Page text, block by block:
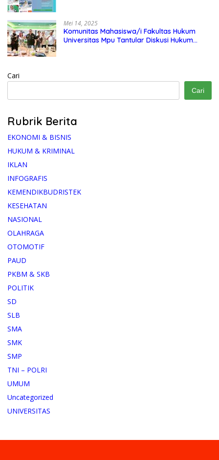
Mei 14, 2025
Komunitas Mahasiswa/i Fakultas Hukum
Universitas Mpu Tantular Diskusi Hukum
Cari
Cari
Rubrik Berita
EKONOMI & BISNIS
HUKUM & KRIMINAL
IKLAN
INFOGRAFIS
KEMENDIKBUDRISTEK
KESEHATAN
NASIONAL
OLAHRAGA
OTOMOTIF
PAUD
PKBM & SKB
POLITIK
SD
SLB
SMA
SMK
SMP
TNI – POLRI
UMUM
Uncategorized
UNIVERSITAS